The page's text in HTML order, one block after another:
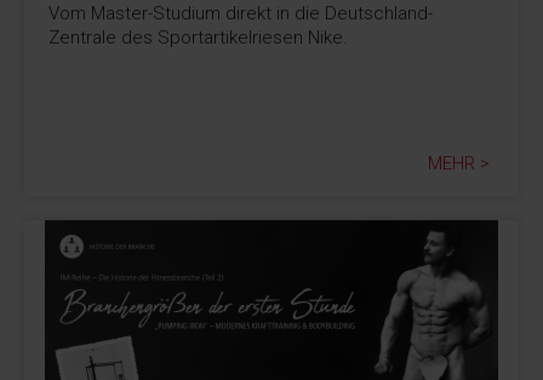
Vom Master-Studium direkt in die Deutschland-
Zentrale des Sportartikelriesen Nike.
MEHR >